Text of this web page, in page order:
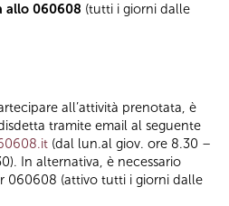
allo 060608 (tutti i giorni dalle
all’attività prenotata, è
tramite email al seguente
(dal lun.al giov. ore 8.30 –
In alternativa, è necessario
060608 (attivo tutti i giorni dalle